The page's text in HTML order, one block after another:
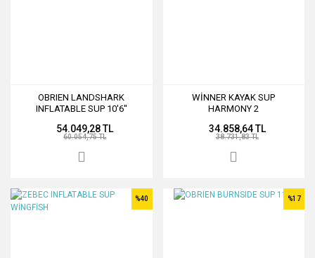
OBRIEN LANDSHARK
INFLATABLE SUP 10'6''
54.049,28 TL
60.054,75 TL
WİNNER KAYAK SUP
HARMONY 2
34.858,64 TL
38.731,83 TL
%40 %17